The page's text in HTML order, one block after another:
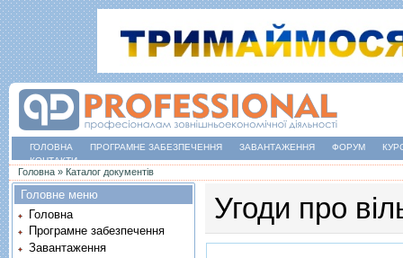
ГОЛОВНА ПРОГРАМНЕ ЗАБЕЗПЕЧЕННЯ ЗАВАНТАЖЕННЯ ФОРУМ
КОНТАКТИ
Ви є тут
Головна » Каталог документів
Угоди про
Головне меню
Головна
Програмне забезпечення
Завантаження